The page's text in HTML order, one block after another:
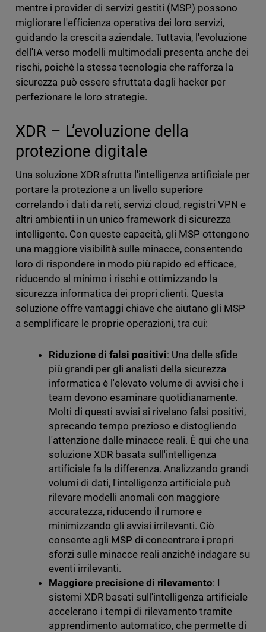
mentre i provider di servizi gestiti (MSP) possono
migliorare l'efficienza operativa dei loro servizi,
guidando la crescita aziendale. Tuttavia, l'evoluzione
dell'IA verso modelli multimodali presenta anche dei
rischi, poiché la stessa tecnologia che rafforza la
sicurezza può essere sfruttata dagli hacker per
perfezionare le loro strategie.
XDR – L’evoluzione della
protezione digitale
Una soluzione XDR sfrutta l'intelligenza artificiale per
portare la protezione a un livello superiore
correlando i dati da reti, servizi cloud, registri VPN e
altri ambienti in un unico framework di sicurezza
intelligente. Con queste capacità, gli MSP ottengono
una maggiore visibilità sulle minacce, consentendo
loro di rispondere in modo più rapido ed efficace,
riducendo al minimo i rischi e ottimizzando la
sicurezza informatica dei propri clienti. Questa
soluzione offre vantaggi chiave che aiutano gli MSP
a semplificare le proprie operazioni, tra cui:
Riduzione di falsi positivi: Una delle sfide
più grandi per gli analisti della sicurezza
informatica è l'elevato volume di avvisi che i
team devono esaminare quotidianamente.
Molti di questi avvisi si rivelano falsi positivi,
sprecando tempo prezioso e distogliendo
l'attenzione dalle minacce reali. È qui che una
soluzione XDR basata sull'intelligenza
artificiale fa la differenza. Analizzando grandi
volumi di dati, l'intelligenza artificiale può
rilevare modelli anomali con maggiore
accuratezza, riducendo il rumore e
minimizzando gli avvisi irrilevanti. Ciò
consente agli MSP di concentrare i propri
sforzi sulle minacce reali anziché indagare su
eventi irrilevanti.
Maggiore precisione di rilevamento: I
sistemi XDR basati sull'intelligenza artificiale
accelerano i tempi di rilevamento tramite
apprendimento automatico, che permette di